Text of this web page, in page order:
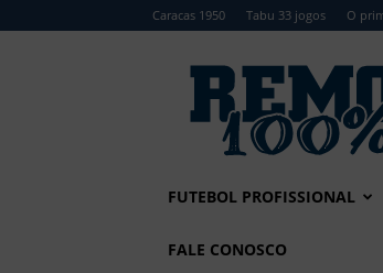
Caracas 1950 Tabu 33 jogos O
Remo
FUTEBOL PROFISSIONAL
FALE CONOSCO